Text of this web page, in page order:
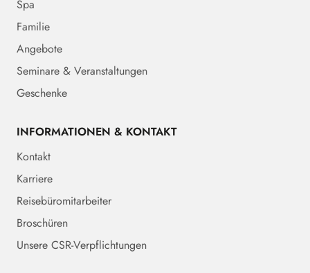
Spa
Familie
Angebote
Seminare & Veranstaltungen
Geschenke
INFORMATIONEN & KONTAKT
Kontakt
Karriere
Reisebüromitarbeiter
Broschüren
Unsere CSR-Verpflichtungen